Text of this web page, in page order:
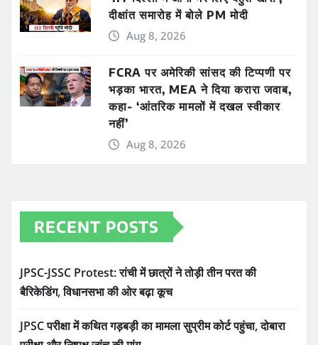
दीक्षांत समारोह में बोले PM मोदी
Aug 8, 2026
FCRA पर अमेरिकी सांसद की टिप्पणी पर
भड़का भारत, MEA ने दिया करारा जवाब,
कहा- ‘आंतरिक मामलों में दखल स्वीकार
नहीं’
Aug 8, 2026
RECENT POSTS
JPSC-JSSC Protest: रांची में छात्रों ने तोड़ी तीन परत की
बैरिकेडिंग, विधानसभा की ओर बढ़ा कूच
JPSC परीक्षा में कथित गड़बड़ी का मामला सुप्रीम कोर्ट पहुंचा, दोबारा